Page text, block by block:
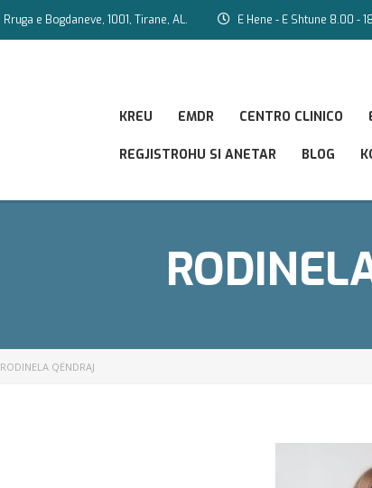
E Hene - E Shtune 8.00 -
Rruga e Bogdaneve, 1001, Tirane, AL.
KREU EMDR CENTRO CLINICO
REGJISTROHU SI ANETAR BLOG
RODINELA QËNDRAJ